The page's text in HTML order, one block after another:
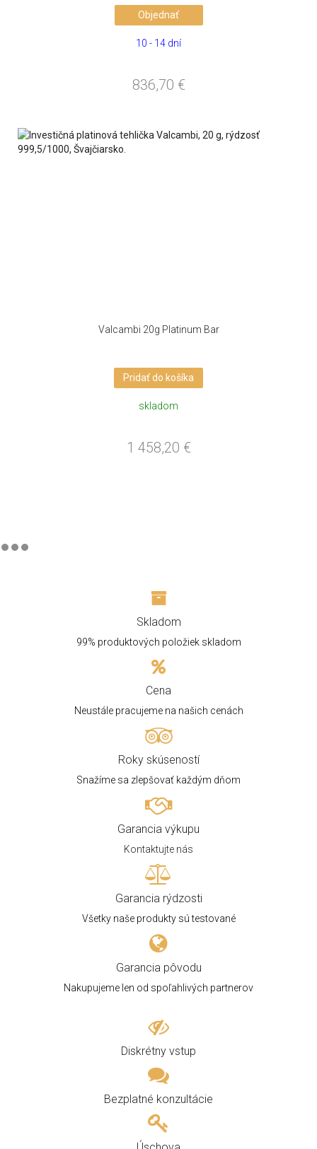
Objednať
10 - 14 dní
836,70 €
Valcambi 20g Platinum Bar
Pridať do košíka
skladom
1 458,20 €
Skladom
99% produktových položiek skladom
Cena
Neustále pracujeme na našich cenách
Roky skúseností
Snažíme sa zlepšovať každým dňom
Garancia výkupu
Kontaktujte nás
Garancia rýdzosti
Všetky naše produkty sú testované
Garancia pôvodu
Nakupujeme len od spoľahlivých partnerov
Diskrétny vstup
Bezplatné konzultácie